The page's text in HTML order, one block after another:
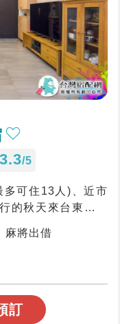
3.3/5
可住13人)、近市
的秋天來台東來一
麻將出借
訂